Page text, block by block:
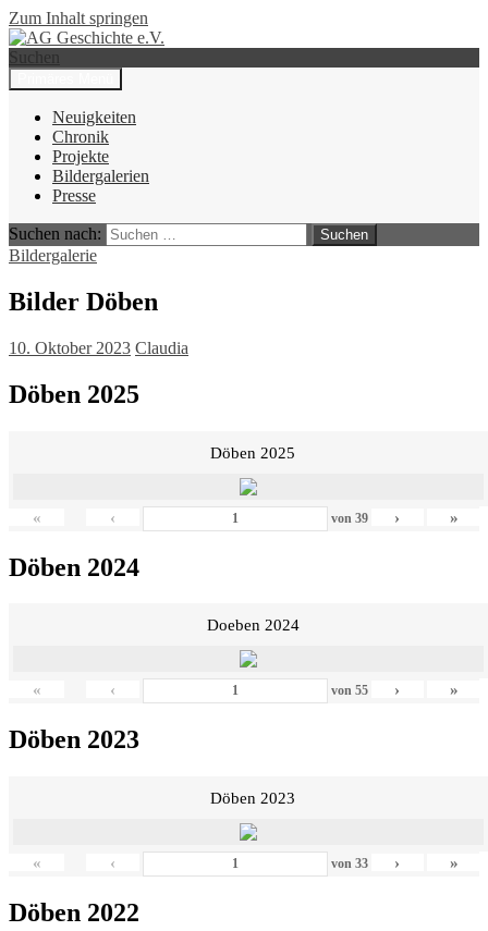
Zum Inhalt springen
AG Geschichte e.V.
Suchen
Neuigkeiten
Chronik
Projekte
Bildergalerien
Presse
Suchen nach:
Bildergalerie
Bilder Döben
10. Oktober 2023 Claudia
Döben 2025
Döben 2025
« ‹ von 39 › »
Döben 2024
Doeben 2024
« ‹ von 55 › »
Döben 2023
Döben 2023
« ‹ von 33 › »
Döben 2022